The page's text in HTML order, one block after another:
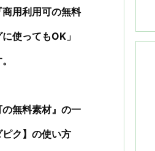
用利用可の無料
使ってもOK」
無料素材』の一
ク】の使い方